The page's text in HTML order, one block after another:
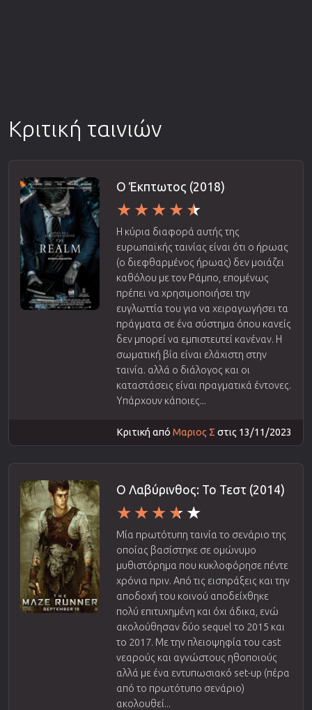
Κριτική ταινιών
Ο Έκπτωτος (2018)
Η κύρια διαφορά αυτής της
ευρωπαϊκής ταινίας είναι ότι ο ήρωας
(ο διεφθαρμένος ήρωας) δεν μοιάζει
καθόλου με τον Ράμπο, επομένως
πρέπει να χρησιμοποιήσει την
ευγλωττία του για να χειραγωγήσει τα
πράγματα σε ένα σύστημα όπου κανείς
δεν μπορεί να εμπιστευτεί κανέναν. Η
σωματική βία είναι ελάχιστη στην
ταινία. αλλά ο διάλογος και οι
καταστάσεις είναι πραγματικά έντονες.
Υπάρχουν κάποιες...
Κριτική από Μαριος Σ στις 13/11/2023
Ο Λαβύρινθος: Το Τεστ (2014)
Μία πρωτότυπη ταινία το σενάριο της
οποίας βασίστηκε σε ομώνυμο
μυθιστόρημα που κυκλοφόρησε πέντε
χρόνια πριν. Από τις εισπράξεις και την
αποδοχή του κοινού αποδείχθηκε
πολύ επιτυχημένη και όχι άδικα, ενώ
ακολούθησαν δύο sequel το 2015 και
το 2017. Με την πλειοψηφία του cast
νεαρούς και αγνώστους ηθοποιούς
αλλά με ένα εντυπωσιακό set-up (πέρα
από το πρωτότυπο σενάριο)
ακολουθεί...